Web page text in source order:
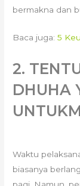
bermakna dan
Baca juga:5
2.
DHUHA
Waktu
biasanya